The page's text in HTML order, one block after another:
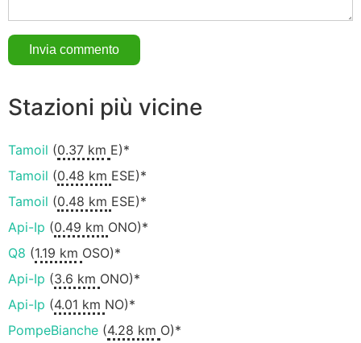
Stazioni più vicine
Tamoil (0.37 km E)*
Tamoil (0.48 km ESE)*
Tamoil (0.48 km ESE)*
Api-Ip (0.49 km ONO)*
Q8 (1.19 km OSO)*
Api-Ip (3.6 km ONO)*
Api-Ip (4.01 km NO)*
PompeBianche (4.28 km O)*